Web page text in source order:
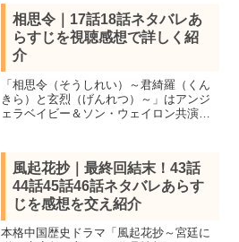
吃西紅柿によるウェブ小説をリー・タッ
チウ監督が実写化
相思令｜17話18話ネタバレあ
らすじを視聴感想で詳しく紹
介
「相思令（そうしれい）～君綺羅（くん
きら）と玄烈（げんれつ）～」はアンジ
ェラベイビー＆ソン・ウェイロン共演し
詳しく紹介。敵として出会った男女が恋
に落ちる。
風起花抄｜最終回結末！43話
44話45話46話ネタバレあらす
じを感想を交え紹介
本格中国歴史ドラマ「風起花抄～宮廷に